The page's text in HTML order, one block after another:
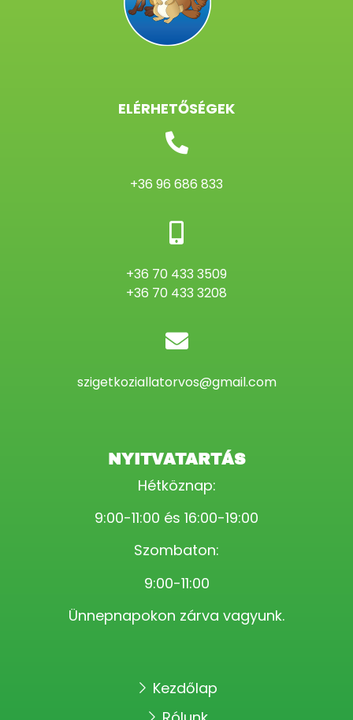
ELÉRHETŐSÉGEK
+36 96 686 833
+36 70 433 3509
+36 70 433 3208
szigetkoziallatorvos@gmail.com
NYITVATARTÁS
Hétköznap:
9:00-11:00 és 16:00-19:00
Szombaton:
9:00-11:00
Ünnepnapokon zárva vagyunk.
Kezdőlap